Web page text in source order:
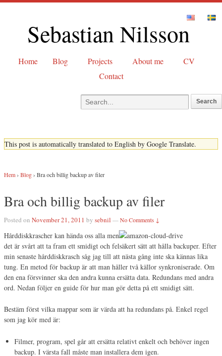
Sebastian Nilsson
Home Blog Projects About me
CV
Contact
This post is automatically translated to English by Google Translate.
Hem› Blog› Bra och billig backup av filer
Bra och billig backup av filer
Posted on November 21, 2011 by sebnil —No Comments ↓
Hårddiskkrascher kan hända oss alla men
det är svårt att ta fram ett smidigt och felsäkert sätt att hålla backuper. Efter
min senaste hårddiskkrasch såg jag till att nästa gång inte ska kännas lika
tung. En metod för backup är att man håller två källor synkroniserade. Om
den ena försvinner ska den andra kunna ersätta data. Redundans med andra
ord. Nedan följer en guide för hur man gör detta på ett smidigt sätt.
Bestäm först vilka mappar som är värda att ha redundans på. Enkel regel
som jag kör med är:
Filmer, program, spel går att ersätta relativt enkelt och behöver ingen
backup. I värsta fall måste man installera dem igen.